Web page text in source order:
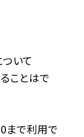
いて
ことはで
まで利用で